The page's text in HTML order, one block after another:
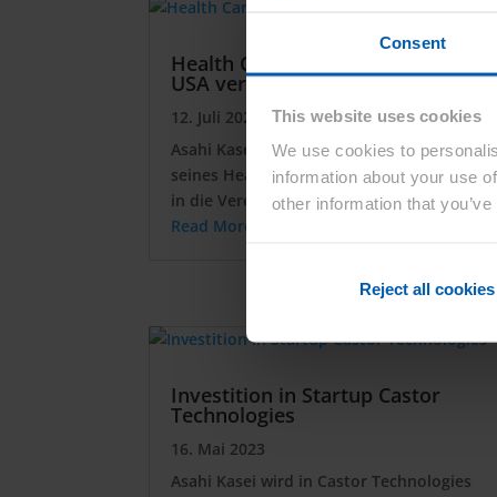
Consent
This website uses cookies
We use cookies to
information about your use
other information that
Reject all cookies
Health Care Geschäftsbereich in
USA verlegt
12. Juli 2023
Asahi Kasei wird den globalen Hauptsitz
seines Health Care-Geschäfts von Japan
in die Vereinigten Staaten verlegen
Read More
Investition in Startup Castor
Technologies
16. Mai 2023
Asahi Kasei wird in Castor Technologies